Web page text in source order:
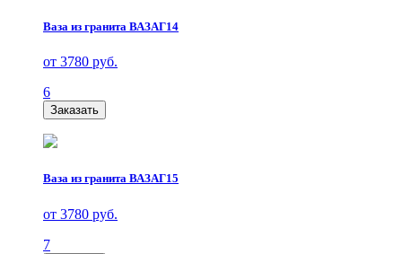
Ваза из гранита ВАЗАГ14
от 3780 руб.
6
Заказать
Ваза из гранита ВАЗАГ15
от 3780 руб.
7